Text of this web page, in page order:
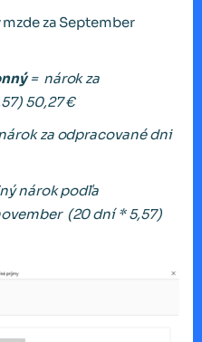
za September
= nárok za
50,27 €
za odpracované dni
nárok podľa
(20 dní* 5,57)